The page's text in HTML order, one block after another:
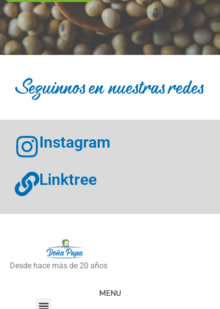
Seguinnos en nuestras redes
Instagram
Linktree
Desde hace más de 20 años
MENU